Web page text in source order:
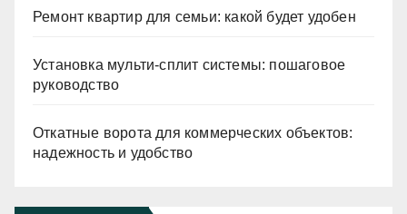
Ремонт квартир для семьи: какой будет удобен
Установка мульти-сплит системы: пошаговое
руководство
Откатные ворота для коммерческих объектов:
надежность и удобство